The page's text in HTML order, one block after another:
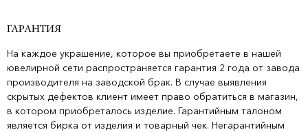
ГАРАНТИЯ
На каждое украшение, которое вы приобретаете в нашей
ювелирной сети распространяется гарантия 2 года от завода
производителя на заводской брак. В случае выявления
скрытых дефектов клиент имеет право обратиться в магазин,
в котором приобреталось изделие. Гарантийным талоном
является бирка от изделия и товарный чек. Негарантийным